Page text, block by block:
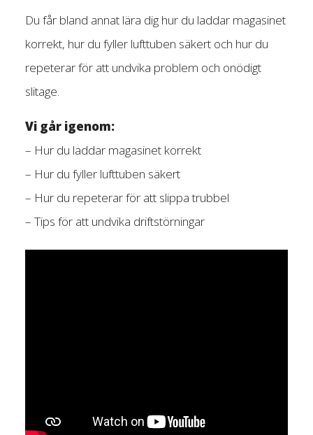
Du får bland annat lära dig hur du laddar magasinet
korrekt, hur du fyller lufttuben säkert och hur du
repeterar för att undvika problem och onödigt
slitage.
Vi går igenom:
– Hur du laddar magasinet korrekt
– Hur du fyller lufttuben säkert
– Hur du repeterar för att slippa trubbel
– Tips för att undvika driftstörningar